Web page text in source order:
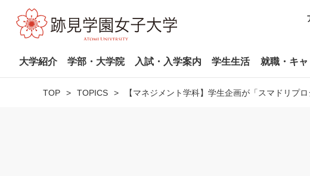
大学紹介 学部・大学院 入試・入学案内 学生生活 就職・キャ
TOP TOPICS 【マネジメント学科】学生企画が「スマドリプ